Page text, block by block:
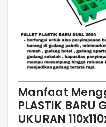
Manfaat
PLASTIK BARU
UKURAN